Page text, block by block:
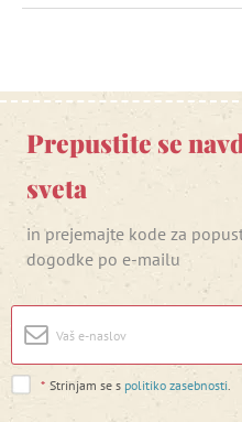
Prepustite se
sveta
in prejemajte kode za
dogodke po e-mailu
* Strinjam se s politiko zasebnosti.